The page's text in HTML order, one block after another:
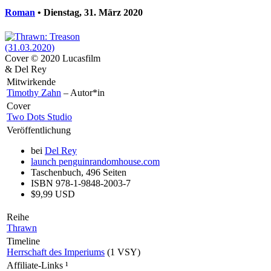
Roman • Dienstag, 31. März 2020
Cover © 2020 Lucasfilm
& Del Rey
Mitwirkende
Timothy Zahn – Autor*in
Cover
Two Dots Studio
Veröffentlichung
bei Del Rey
launch penguinrandomhouse.com
Taschenbuch, 496 Seiten
ISBN 978-1-9848-2003-7
$9,99 USD
Reihe
Thrawn
Timeline
Herrschaft des Imperiums (1 VSY)
Affiliate-Links ¹